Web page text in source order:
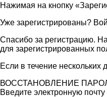
Нажимая на кнопку
Уже зарегистрированы?
Спасибо за регистрацию.
для зарегистрированных
Если в течение
ВОССТАНОВЛЕНИЕ
Введите электронную